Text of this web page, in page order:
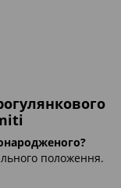
положення.